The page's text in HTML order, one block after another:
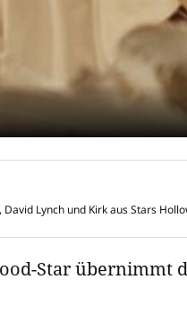
Lynch und Kirk aus Stars
Star übernimmt